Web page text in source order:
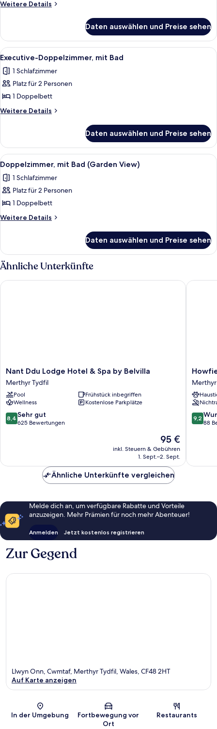
Zweibettzimmer,
Bad
anzeigen
Weitere Details
Weitere
Zweibettzimmer,
2 Einzelbetten,
mit
Daten auswählen und Preise sehen
Alle
Fotos
für
Executive-
Doppelzimmer,
mit
Ein ordentlich bezogenes Bett mit
2
Executive-Doppelzimmer, mit Bad
1 Schlafzimmer
Platz für 2 Personen
1 Doppelbett
Weitere Details
Weitere
Doppelzimmer,
mit
Bad
Daten auswählen und Preise sehen
Alle
Fotos
für
Doppelzimmer,
mit
Bad
anzeigen
Ein Schlafzimmer mit zwei
2
Doppelzimmer, mit Bad (Garden View)
1 Schlafzimmer
Platz für 2 Personen
1 Doppelbett
Weitere Details
Weitere
mit
Bad
(Garden
View)
Daten auswählen und Preise sehen
Ähnliche Unterkünfte
Nant
Ddu
Lodge
Hotel
&
Spa
by
Nant Ddu Lodge Hotel & Spa by Belvilla
Merthyr Tydfil
Pool
Frühstück inbegriffen
Wellness
Kostenlose Parkplätze
8.4
von
Bewertungen
8,4 Sehr gut
625 Bewertungen
Der
Preis
beträgt
95 €
inkl. Steuern & Gebühren
1. Sept.–2. Sept.
Nant Ddu Lodge Hotel & Spa by Belvilla
Hotel
Merthyr
Tydfil
9.2
von
9,2
88
Ähnliche Unterkünfte vergleichen
Melde dich an, um verfügbare Rabatte und Vorteile
anzuzeigen. Mehr Prämien für noch mehr Abenteuer!
Anmelden Jetzt kostenlos registrieren
Zur Gegend
Karte
Llwyn Onn, Cwmtaf, Merthyr Tydfil, Wales, CF48 2HT
Auf Karte anzeigen
In der Umgebung
Fortbewegung vor
Ort
Restaurants